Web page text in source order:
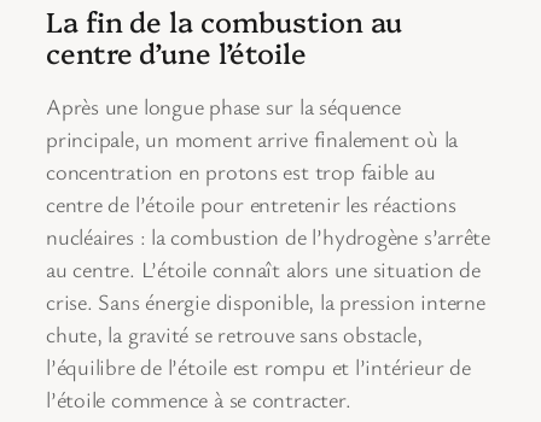
La fin de la combustion au
centre d’une l’étoile
Après une longue phase sur la séquence
principale, un moment arrive finalement où la
concentration en protons est trop faible au
centre de l’étoile pour entretenir les réactions
nucléaires : la combustion de l’hydrogène s’arrête
au centre. L’étoile connaît alors une situation de
crise. Sans énergie disponible, la pression interne
chute, la gravité se retrouve sans obstacle,
l’équilibre de l’étoile est rompu et l’intérieur de
l’étoile commence à se contracter.